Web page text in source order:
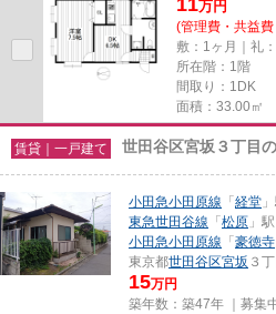
万円
(管理費・共益
敷：1ヶ月｜礼
所在階：1階
間取り：1DK
面積：33.00㎡
賃貸｜一戸建て 世田谷区宮坂３丁目
小田急小田原線 「経堂
東急世田谷線 「松原 」
小田急小田原線 「豪徳寺
東京都世田谷区宮坂 ３
15万円
築年数：築47年 ｜募集